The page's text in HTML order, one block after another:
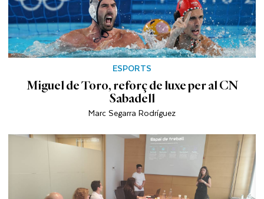
ESPORTS
Miguel de Toro, reforç de luxe per al CN
Sabadell
Marc Segarra Rodríguez